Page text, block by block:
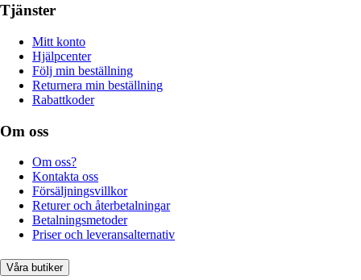
Tjänster
Mitt konto
Hjälpcenter
Följ min beställning
Returnera min beställning
Rabattkoder
Om oss
Om oss?
Kontakta oss
Försäljningsvillkor
Returer och återbetalningar
Betalningsmetoder
Priser och leveransalternativ
Våra butiker